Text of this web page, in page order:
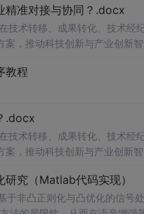
精准对接与协同？.docx
术转移、成果转化、技术经
，推动科技创新与产业创新智
教程
.docx
术转移、成果转化、技术经
，推动科技创新与产业创新智
究（Matlab代码实现）
于非凸正则化与凸优化的信